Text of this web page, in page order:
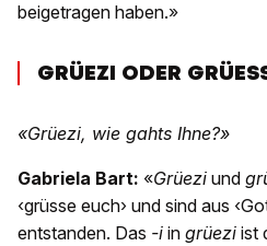
beigetragen haben.»
GRÜEZI ODER
«Grüezi, wie gahts Ihne?»
Gabriela Bart: «Grüezi und
‹grüsse euch› und sind aus
entstanden. Das -i in grüezi ist